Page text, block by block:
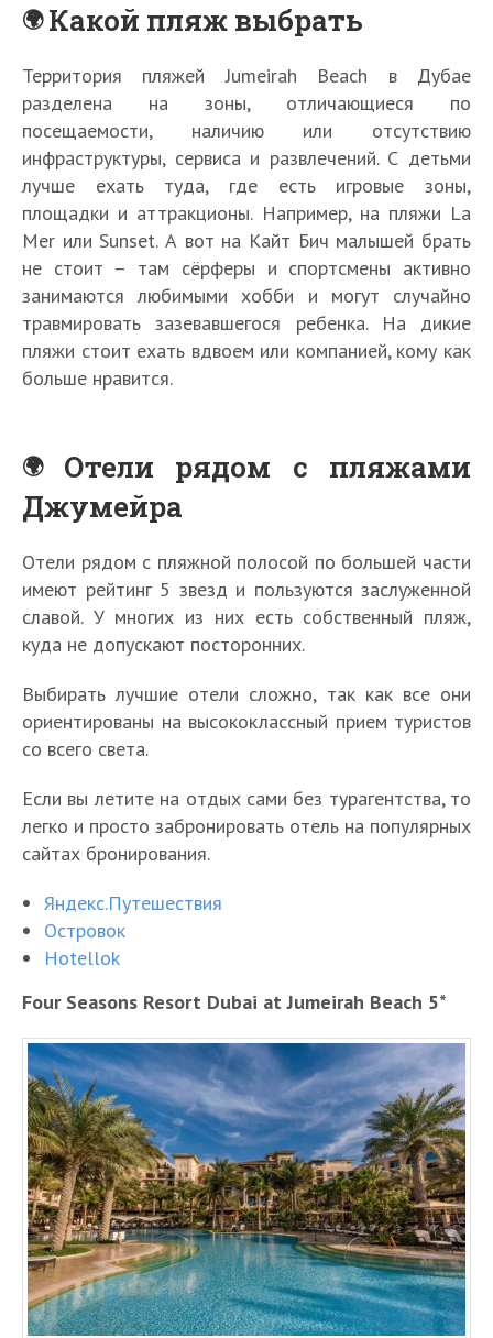
Какой пляж выбрать
Территория пляжей Jumeirah Beach в Дубае
разделена на зоны, отличающиеся по
посещаемости, наличию или отсутствию
инфраструктуры, сервиса и развлечений. С детьми
лучше ехать туда, где есть игровые зоны,
площадки и аттракционы. Например, на пляжи La
Mer или Sunset. А вот на Кайт Бич малышей брать
не стоит – там сёрферы и спортсмены активно
занимаются любимыми хобби и могут случайно
травмировать зазевавшегося ребенка. На дикие
пляжи стоит ехать вдвоем или компанией, кому как
больше нравится.
Отели рядом с пляжами
Джумейра
Отели рядом с пляжной полосой по большей части
имеют рейтинг 5 звезд и пользуются заслуженной
славой. У многих из них есть собственный пляж,
куда не допускают посторонних.
Выбирать лучшие отели сложно, так как все они
ориентированы на высококлассный прием туристов
со всего света.
Если вы летите на отдых сами без турагентства, то
легко и просто забронировать отель на популярных
сайтах бронирования.
Яндекс.Путешествия
Островок
Hotellok
Four Seasons Resort Dubai at Jumeirah Beach 5*